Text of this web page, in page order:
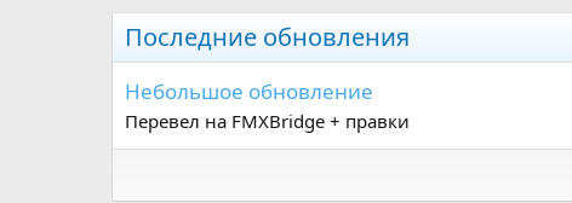
к
ц
и
и
:
Последние обновления
Небольшое обновление
Перевел на FMXBridge + правки